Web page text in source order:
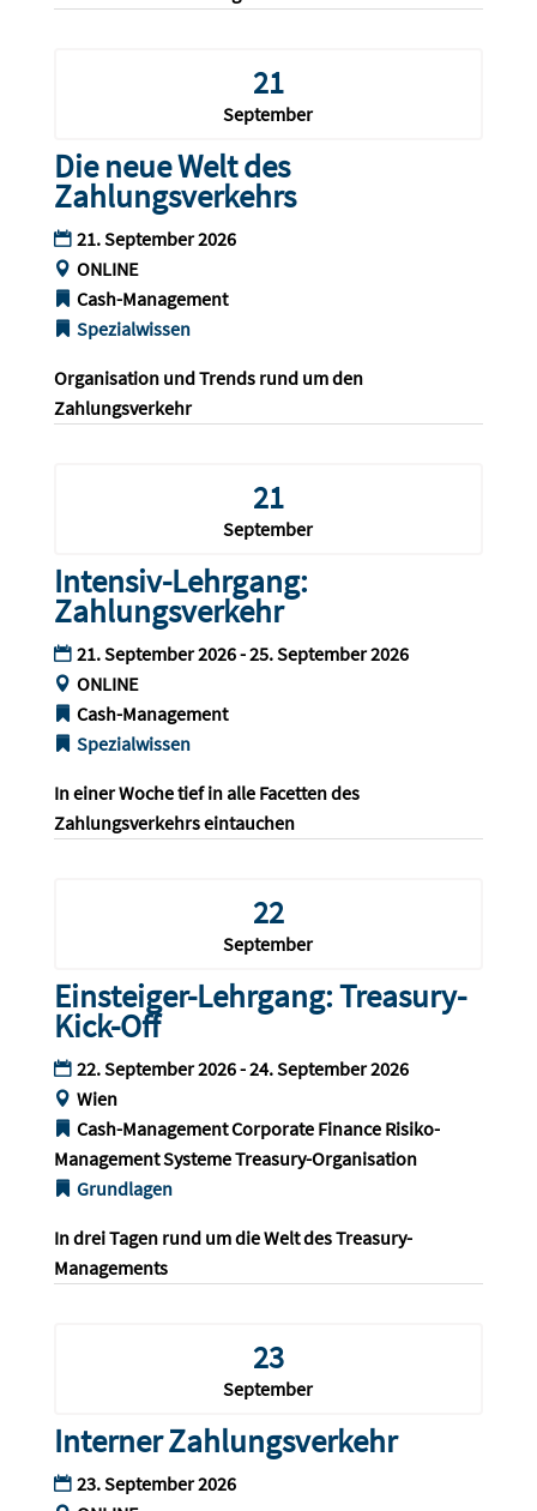
21
September
Die neue Welt des
Zahlungsverkehrs
21. September 2026
ONLINE
Cash-Management
Spezialwissen
Organisation und Trends rund um den
Zahlungsverkehr
21
September
Intensiv-Lehrgang:
Zahlungsverkehr
21. September 2026 - 25. September 2026
ONLINE
Cash-Management
Spezialwissen
In einer Woche tief in alle Facetten des
Zahlungsverkehrs eintauchen
22
September
Einsteiger-Lehrgang: Treasury-
Kick-Off
22. September 2026 - 24. September 2026
Wien
Cash-ManagementCorporate Finance Risiko-
ManagementSystemeTreasury-Organisation
Grundlagen
In drei Tagen rund um die Welt des Treasury-
Managements
23
September
Interner Zahlungsverkehr
23. September 2026